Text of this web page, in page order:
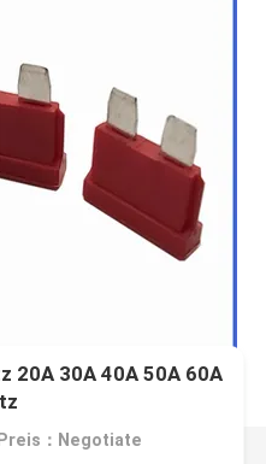
20A 30A 40A 50A 60A
Preis：Negotiate